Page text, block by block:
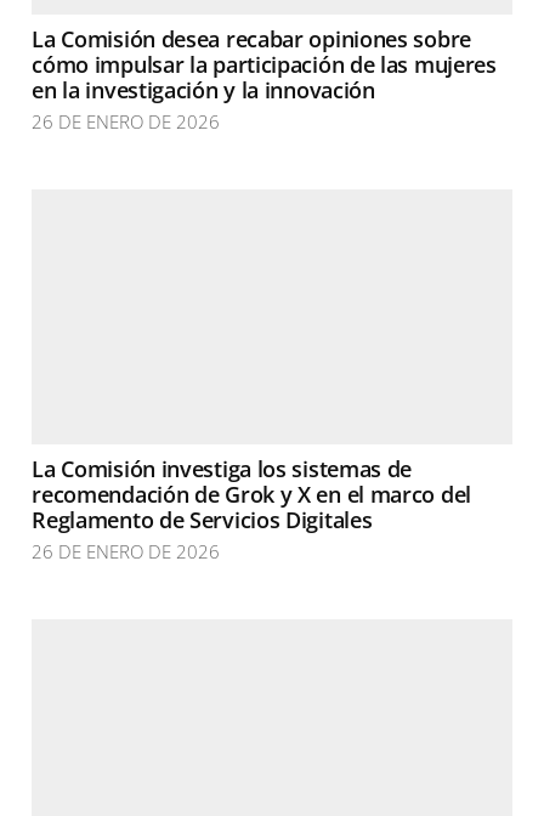
La Comisión desea recabar opiniones sobre
cómo impulsar la participación de las mujeres
en la investigación y la innovación
26 DE ENERO DE 2026
La Comisión investiga los sistemas de
recomendación de Grok y X en el marco del
Reglamento de Servicios Digitales
26 DE ENERO DE 2026